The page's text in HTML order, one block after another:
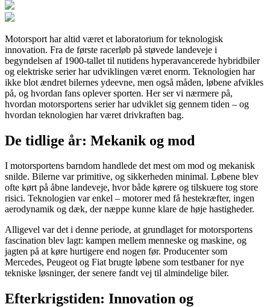
Motorsport har altid været et laboratorium for teknologisk
innovation. Fra de første racerløb på støvede landeveje i
begyndelsen af 1900-tallet til nutidens hyperavancerede hybridbiler
og elektriske serier har udviklingen været enorm. Teknologien har
ikke blot ændret bilernes ydeevne, men også måden, løbene afvikles
på, og hvordan fans oplever sporten. Her ser vi nærmere på,
hvordan motorsportens serier har udviklet sig gennem tiden – og
hvordan teknologien har været drivkraften bag.
De tidlige år: Mekanik og mod
I motorsportens barndom handlede det mest om mod og mekanisk
snilde. Bilerne var primitive, og sikkerheden minimal. Løbene blev
ofte kørt på åbne landeveje, hvor både kørere og tilskuere tog store
risici. Teknologien var enkel – motorer med få hestekræfter, ingen
aerodynamik og dæk, der næppe kunne klare de høje hastigheder.
Alligevel var det i denne periode, at grundlaget for motorsportens
fascination blev lagt: kampen mellem menneske og maskine, og
jagten på at køre hurtigere end nogen før. Producenter som
Mercedes, Peugeot og Fiat brugte løbene som testbaner for nye
tekniske løsninger, der senere fandt vej til almindelige biler.
Efterkrigstiden: Innovation og